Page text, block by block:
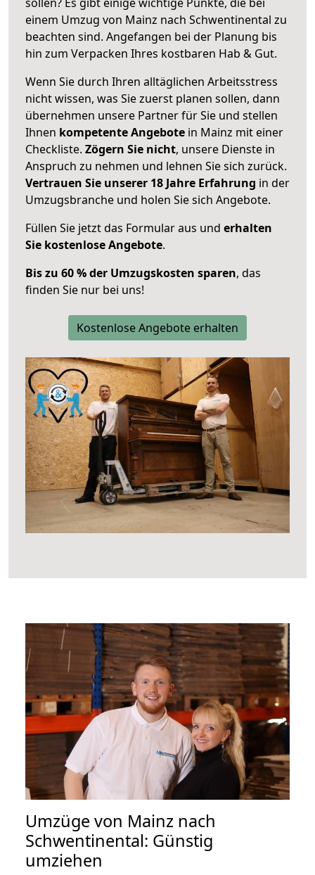
einem Umzug von Mainz nach Schwentinental zu
beachten sind. Angefangen bei der Planung bis
hin zum Verpacken Ihres kostbaren Hab & Gut.
Wenn Sie durch Ihren alltäglichen Arbeitsstress
nicht wissen, was Sie zuerst planen sollen, dann
übernehmen unsere Partner für Sie und stellen
Ihnen kompetente Angebote in Mainz mit einer
Checkliste. Zögern Sie nicht, unsere Dienste in
Anspruch zu nehmen und lehnen Sie sich zurück.
Vertrauen Sie unserer 18 Jahre Erfahrung in der
Umzugsbranche und holen Sie sich Angebote.
Füllen Sie jetzt das Formular aus und erhalten
Sie kostenlose Angebote.
Bis zu 60 % der Umzugskosten sparen, das
finden Sie nur bei uns!
Kostenlose Angebote erhalten
Umzüge von Mainz nach
Schwentinental: Günstig
umziehen